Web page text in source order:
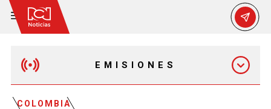
EMISIONES
COLOMBIA